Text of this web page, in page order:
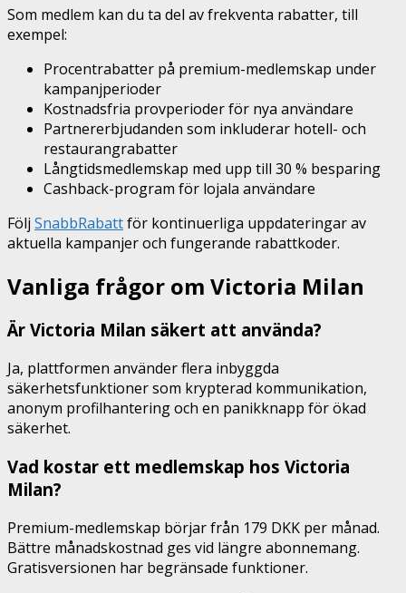
Som medlem kan du ta del av frekventa rabatter, till
exempel:
Procentrabatter på premium-medlemskap under
kampanjperioder
Kostnadsfria provperioder för nya användare
Partnererbjudanden som inkluderar hotell- och
restaurangrabatter
Långtidsmedlemskap med upp till 30 % besparing
Cashback-program för lojala användare
Följ SnabbRabattför kontinuerliga uppdateringar av
aktuella kampanjer och fungerande rabattkoder.
Vanliga frågor om Victoria Milan
Är Victoria Milan säkert att använda?
Ja, plattformen använder flera inbyggda
säkerhetsfunktioner som krypterad kommunikation,
anonym profilhantering och en panikknapp för ökad
säkerhet.
Vad kostar ett medlemskap hos Victoria
Milan?
Premium-medlemskap börjar från 179 DKK per månad.
Bättre månadskostnad ges vid längre abonnemang.
Gratisversionen har begränsade funktioner.